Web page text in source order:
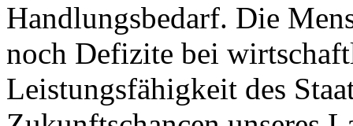
Handlungsbedarf. Die
noch Defizite bei
Leistungsfähigkeit des